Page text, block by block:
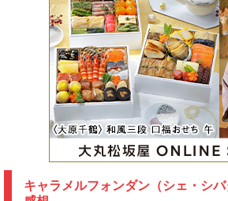
キャラメルフォンダン（シェ・シ